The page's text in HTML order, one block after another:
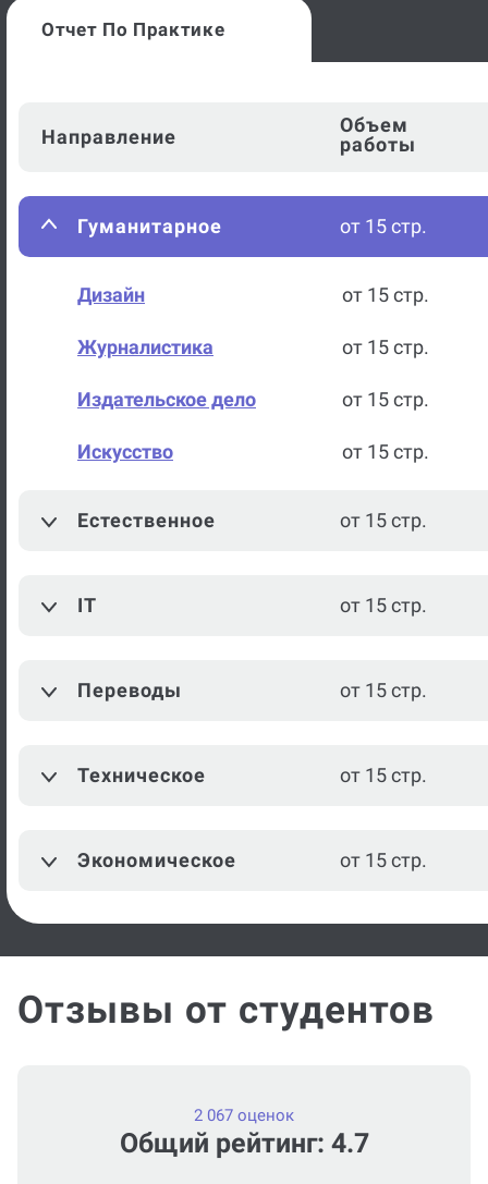
Отчет По Практике
Направление
Объем
работы
Гуманитарное от 15 стр.
Дизайн от 15 стр.
Журналистика от 15 стр.
Издательское дело от 15 стр.
Искусство от 15 стр.
История России от 15 стр.
Информационно-
от 15 стр.
Посмотреть ещё
Естественное от 15 стр.
IT от 15 стр.
Переводы от 15 стр.
Техническое от 15 стр.
Экономическое от 15 стр.
Отзывы от студентов
Общий рейтинг: 4.7
2 067 оценок